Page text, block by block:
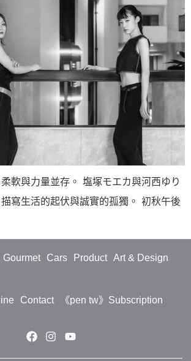
軟與力量並存。 塩塚モエカ與河西ゆり
寫生活的起伏與誠實的孤獨。 初秋午後
Gourmet Cars Product
Art & Design
Contact 《pen tw》Subscription